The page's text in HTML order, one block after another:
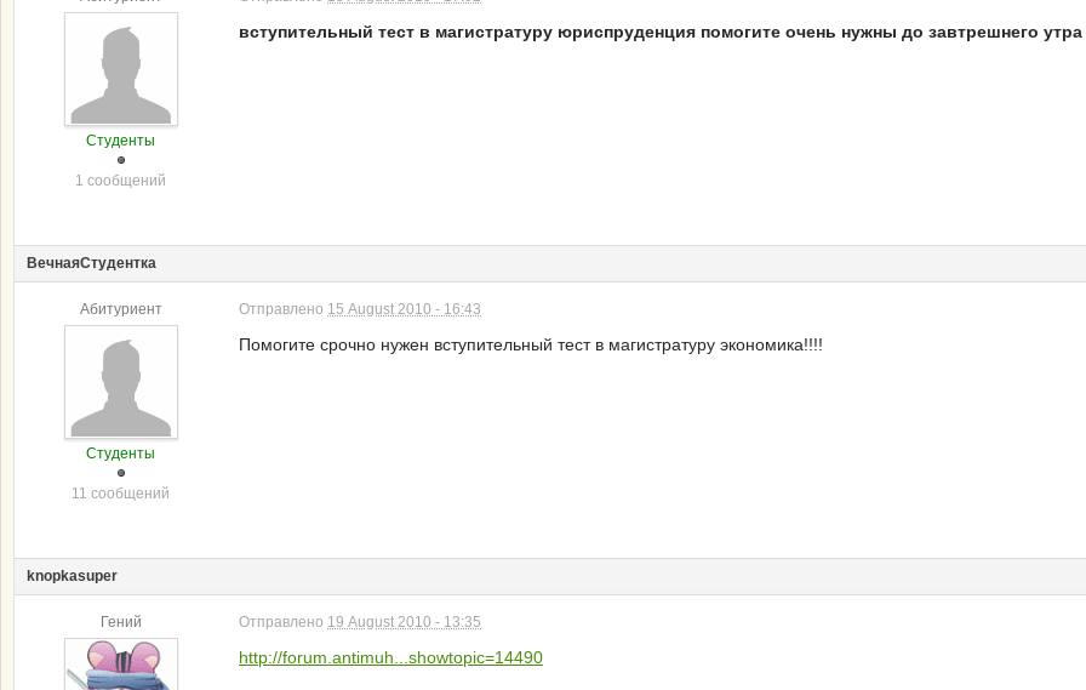
Студенты
1 сообщений
вступительный тест в магистратуру юриспруденция помогите очень нужны до завтрешнего утра
ВечнаяСтудентка
Абитуриент
Студенты
11 сообщений
Отправлено 15 August 2010 - 16:43
Помогите срочно нужен вступительный тест в магистратуру экономика!!!!
knopkasuper
Гений Отправлено 19 August 2010 - 13:35
http://forum.antimuh...showtopic=14490